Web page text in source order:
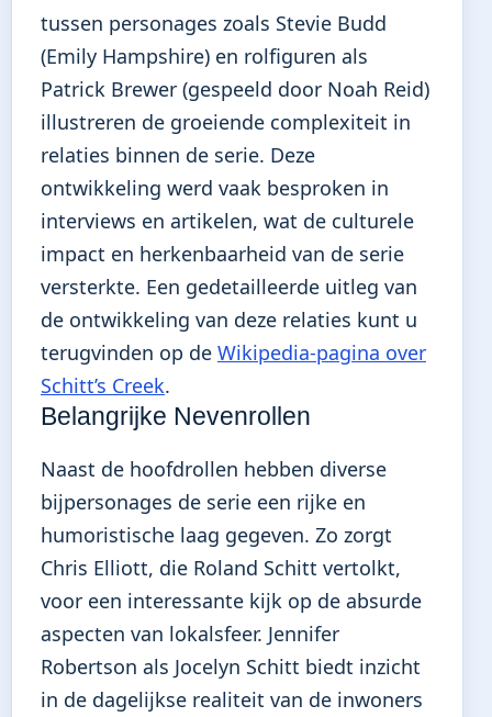
tussen personages zoals Stevie Budd
(Emily Hampshire) en rolfiguren als
Patrick Brewer (gespeeld door Noah Reid)
illustreren de groeiende complexiteit in
relaties binnen de serie. Deze
ontwikkeling werd vaak besproken in
interviews en artikelen, wat de culturele
impact en herkenbaarheid van de serie
versterkte. Een gedetailleerde uitleg van
de ontwikkeling van deze relaties kunt u
terugvinden op de Wikipedia-pagina over
Schitt’s Creek.
Belangrijke Nevenrollen
Naast de hoofdrollen hebben diverse
bijpersonages de serie een rijke en
humoristische laag gegeven. Zo zorgt
Chris Elliott, die Roland Schitt vertolkt,
voor een interessante kijk op de absurde
aspecten van lokalsfeer. Jennifer
Robertson als Jocelyn Schitt biedt inzicht
in de dagelijkse realiteit van de inwoners